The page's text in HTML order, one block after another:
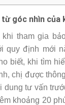
góc nhìn của
khi tham gia
quy định mới
biết, khi tìm
chị được
dung tư vấn
khoảng 20